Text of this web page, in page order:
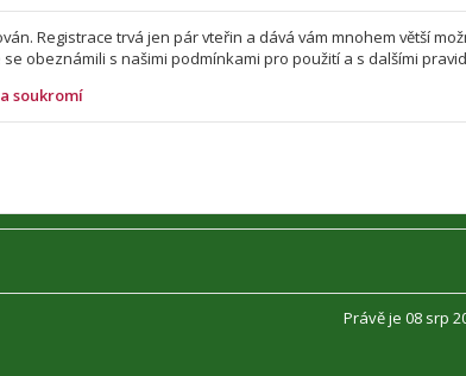
Registrace trvá jen pár vteřin a dává vám mnohem větší
obeznámili s našimi podmínkami pro použití a s dalšími
soukromí
Právě je 08 srp